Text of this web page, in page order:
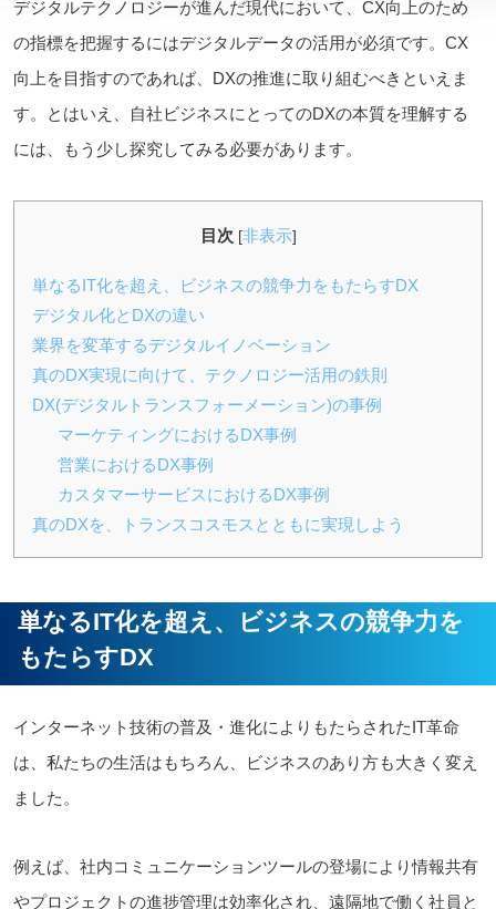
デジタルテクノロジーが進んだ現代において、CX向上のため
の指標を把握するにはデジタルデータの活用が必須です。CX
向上を目指すのであれば、DXの推進に取り組むべきといえま
す。とはいえ、自社ビジネスにとってのDXの本質を理解する
には、もう少し探究してみる必要があります。
目次 [非表示]
単なるIT化を超え、ビジネスの競争力をもたらすDX
デジタル化とDXの違い
業界を変革するデジタルイノベーション
真のDX実現に向けて、テクノロジー活用の鉄則
DX(デジタルトランスフォーメーション)の事例
マーケティングにおけるDX事例
営業におけるDX事例
カスタマーサービスにおけるDX事例
真のDXを、トランスコスモスとともに実現しよう
単なるIT化を超え、ビジネスの競争力を
もたらすDX
インターネット技術の普及・進化によりもたらされたIT革命
は、私たちの生活はもちろん、ビジネスのあり方も大きく変え
ました。
例えば、社内コミュニケーションツールの登場により情報共有
やプロジェクトの進捗管理は効率化され、遠隔地で働く社員と